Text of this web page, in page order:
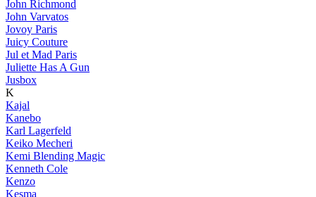
John Richmond
John Varvatos
Jovoy Paris
Juicy Couture
Jul et Mad Paris
Juliette Has A Gun
Jusbox
K
Kajal
Kanebo
Karl Lagerfeld
Keiko Mecheri
Kemi Blending Magic
Kenneth Cole
Kenzo
Kesma